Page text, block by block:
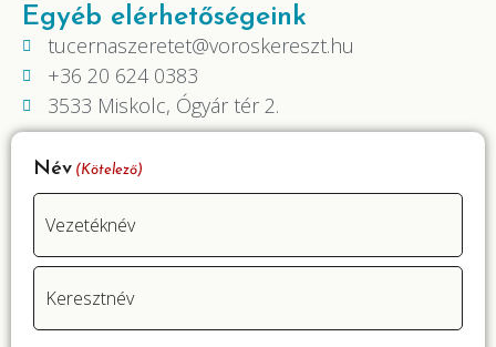
Egyéb elérhetőségeink
tucernaszeretet@voroskereszt.hu
+36 20 624 0383
3533 Miskolc, Ógyár tér 2.
Név (Kötelező)